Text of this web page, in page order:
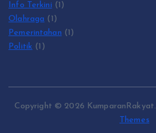
Info Terkini (1)
Olahraga (1)
Pemerintahan (1)
Politik (1)
Copyright © 2026
Themes